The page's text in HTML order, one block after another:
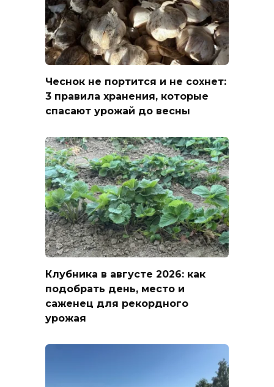
Чеснок не портится и не сохнет:
3 правила хранения, которые
спасают урожай до весны
Клубника в августе 2026: как
подобрать день, место и
саженец для рекордного
урожая